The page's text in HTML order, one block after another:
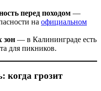
перед походом —
на официальном
зон — в Калининграде есть
для пикников.
когда грозит